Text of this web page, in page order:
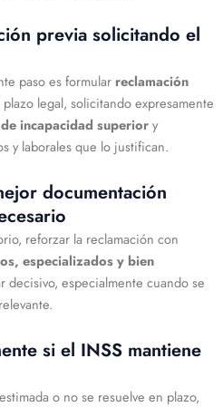
previa solicitando el
paso es formular reclamación
legal, solicitando expresamente
incapacidad superiory
y laborales que lo justifican.
documentación
reforzar la reclamación con
especializados y bien
decisivo, especialmente cuando se
si el INSS mantiene
o no se resuelve en plazo,